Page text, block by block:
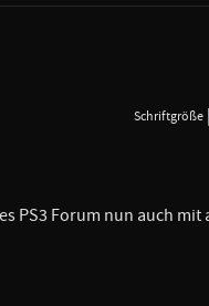
Schriftgröße
PS3 Forum nun auch